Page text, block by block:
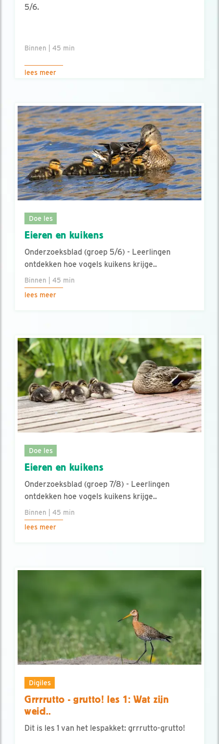
5/6.
Binnen | 45 min
lees meer
Doe les
Eieren en kuikens
Onderzoeksblad (groep 5/6) - Leerlingen
ontdekken hoe vogels kuikens krijge..
Binnen | 45 min
lees meer
Doe les
Eieren en kuikens
Onderzoeksblad (groep 7/8) - Leerlingen
ontdekken hoe vogels kuikens krijge..
Binnen | 45 min
lees meer
Digiles
Grrrrutto - grutto! les 1: Wat zijn
weid..
Dit is les 1 van het lespakket: grrrutto-grutto!